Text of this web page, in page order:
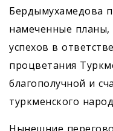
Бердымухамедова
намеченные
успехов в
процветания
благополучной и
туркменского